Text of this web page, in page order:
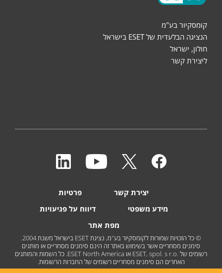
קומסקיור בע"מ
הנציגה הבלעדית של ESET בישראל
חולון, ישראל
ליצירת קשר
יצירת קשר
פרטיות
מידע משפטי
דיווח על פגיעויות
מפת אתר
סימנים מסחריים אשר בשימוש באתר זה הינם סימנים מסחריים או מותגים
רשומים של ESET, spol. s r.o.‎ או ESET North America. כל השמות והמותגים
האחרים הם סימנים מסחריים רשומים של החברות הרשומות.